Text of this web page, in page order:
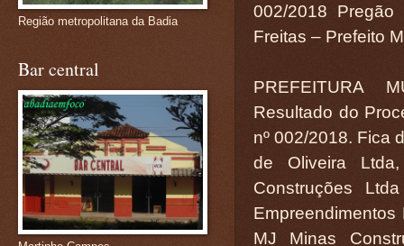
002/2018
Freitas – Prefeito
PREFEITURA
Resultado do
nº 002/2018. Fica
de Oliveira
Construções
MJ Minas
Região metropolitana da Badia
Bar central